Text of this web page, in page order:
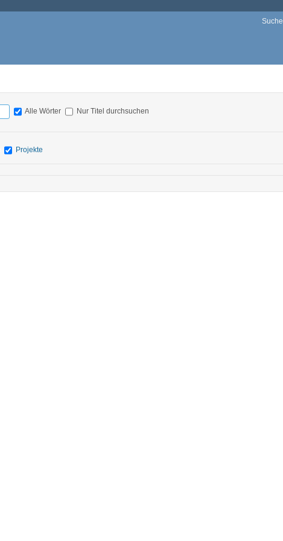
Suche
Alle Wörter Nur Titel durchsuchen
Projekte